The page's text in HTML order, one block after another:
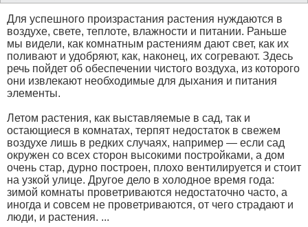
Для успешного произрастания растения нуждаются в
воздухе, свете, теплоте, влажности и питании. Раньше
мы видели, как комнатным растениям дают свет, как их
поливают и удобряют, как, наконец, их согревают. Здесь
речь пойдет об обеспечении чистого воздуха, из которого
они извлекают необходимые для дыхания и питания
элементы.
Летом растения, как выставляемые в сад, так и
остающиеся в комнатах, терпят недостаток в свежем
воздухе лишь в редких случаях, например — если сад
окружен со всех сторон высокими постройками, а дом
очень стар, дурно построен, плохо вентилируется и стоит
на узкой улице. Другое дело в холодное время года:
зимой комнаты проветриваются недостаточно часто, а
иногда и совсем не проветриваются, от чего страдают и
люди, и растения. ...